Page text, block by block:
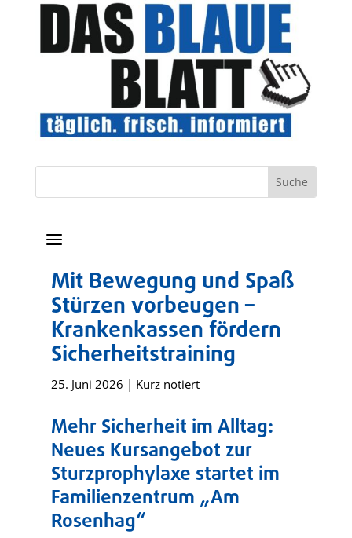
a
Mit Bewegung und Spaß
Stürzen vorbeugen –
Krankenkassen fördern
Sicherheitstraining
25. Juni 2026 | Kurz notiert
Mehr Sicherheit im Alltag:
Neues Kursangebot zur
Sturzprophylaxe startet im
Familienzentrum „Am
Rosenhag“